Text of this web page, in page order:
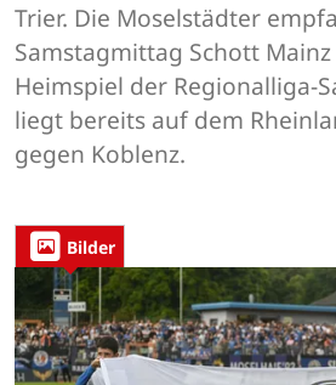
Trier. Die Moselstädter
Samstagmittag Schott
Heimspiel der Regionalliga-
liegt bereits auf dem
gegen Koblenz.
Bilder